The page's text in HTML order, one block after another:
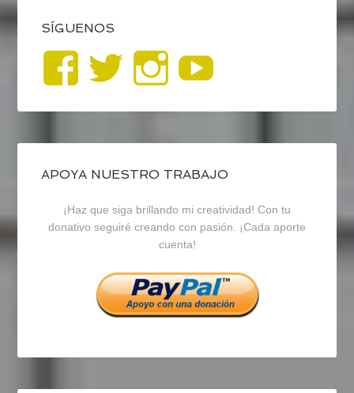
SÍGUENOS
Ver
perfil
de
blogrecursosep
en
Facebook
Ver
perfil
de
recursosep
en
Twitter
Ver
perfil
de
recursosep
en
Instagram
APOYA NUESTRO TRABAJO
¡Haz que siga brillando mi creatividad! Con tu
donativo seguiré creando con pasión. ¡Cada aporte
cuenta!